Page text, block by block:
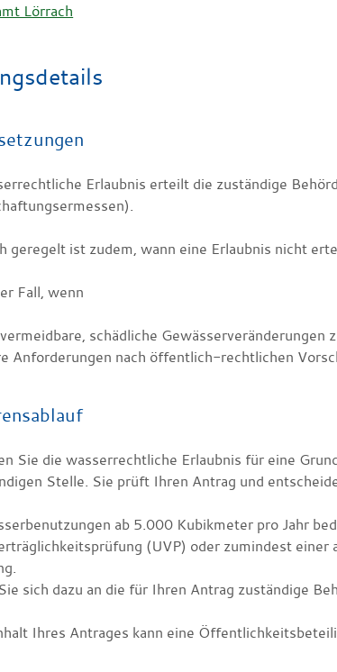
Lörrach
Erlaubnis erteilt die zuständige
.
geregelt ist zudem, wann eine Erlaubnis nicht
Fall, wenn
schädliche Gewässerveränderungen
Anforderungen nach öffentlich-rechtlichen
Sie die wasserrechtliche Erlaubnis für eine
Stelle. Sie prüft Ihren Antrag und
ab 5.000 Kubikmeter pro Jahr
(UVP) oder zumindest einer
sich dazu an die für Ihren Antrag zuständige
Ihres Antrages kann eine